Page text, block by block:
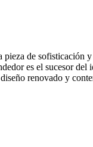
de sofisticación
es el sucesor
renovado y